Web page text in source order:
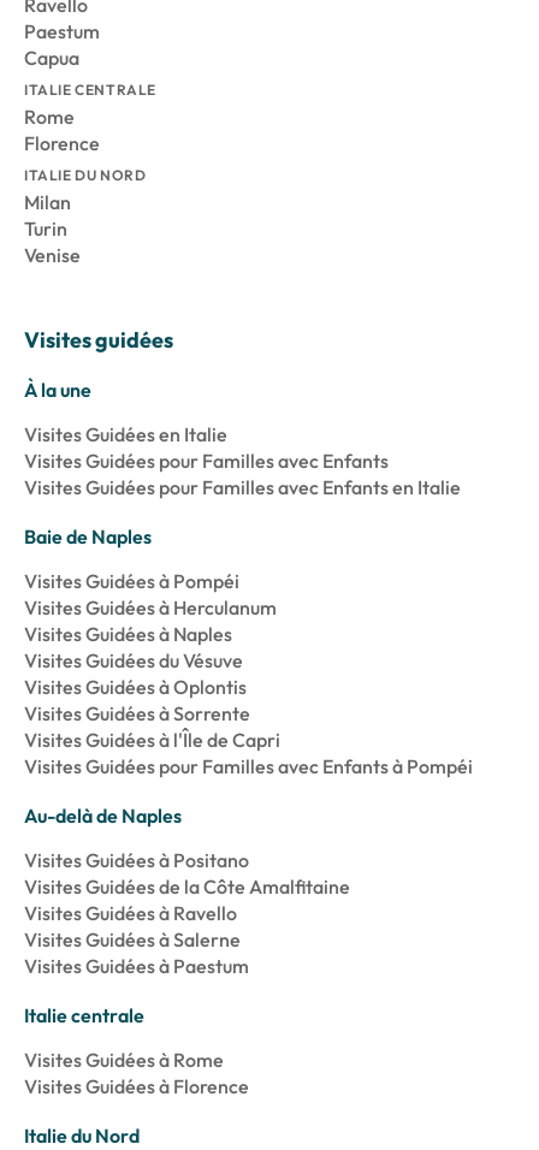
Ravello
Paestum
Capua
ITALIE CENTRALE
Rome
Florence
ITALIE DU NORD
Milan
Turin
Venise
Visites guidées
À la une
Visites Guidées en Italie
Visites Guidées pour Familles avec Enfants
Visites Guidées pour Familles avec Enfants en Italie
Baie de Naples
Visites Guidées à Pompéi
Visites Guidées à Herculanum
Visites Guidées à Naples
Visites Guidées du Vésuve
Visites Guidées à Oplontis
Visites Guidées à Sorrente
Visites Guidées à l'Île de Capri
Visites Guidées pour Familles avec Enfants à Pompéi
Au-delà de Naples
Visites Guidées à Positano
Visites Guidées de la Côte Amalfitaine
Visites Guidées à Ravello
Visites Guidées à Salerne
Visites Guidées à Paestum
Italie centrale
Visites Guidées à Rome
Visites Guidées à Florence
Italie du Nord